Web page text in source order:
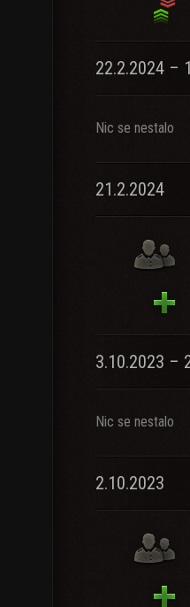
22.2.2024 –
Nic se nestalo
21.2.2024
3.10.2023 –
Nic se nestalo
2.10.2023